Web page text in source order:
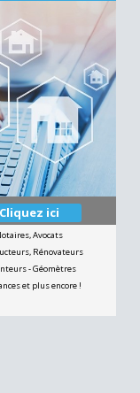
Cliquez ici
Avocats
Rénovateurs
- Géomètres
et plus encore !